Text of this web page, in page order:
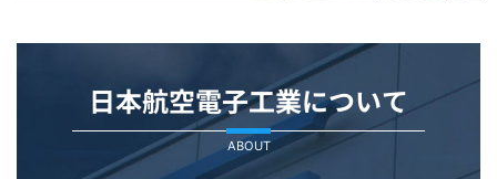
日本航空電子工業について
ABOUT